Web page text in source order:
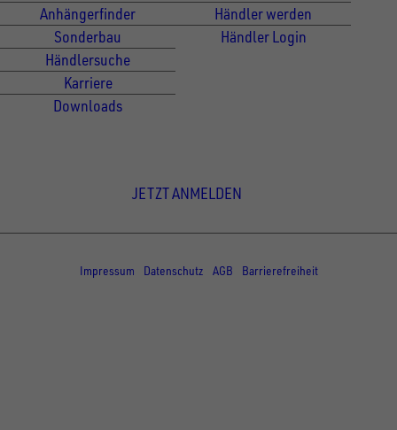
Anhängerfinder
Sonderbau
Händlersuche
Karriere
Downloads
Händler werden
Händler Login
JETZT ANMELDEN
Impressum
Datenschutz AGB Barrierefreiheit